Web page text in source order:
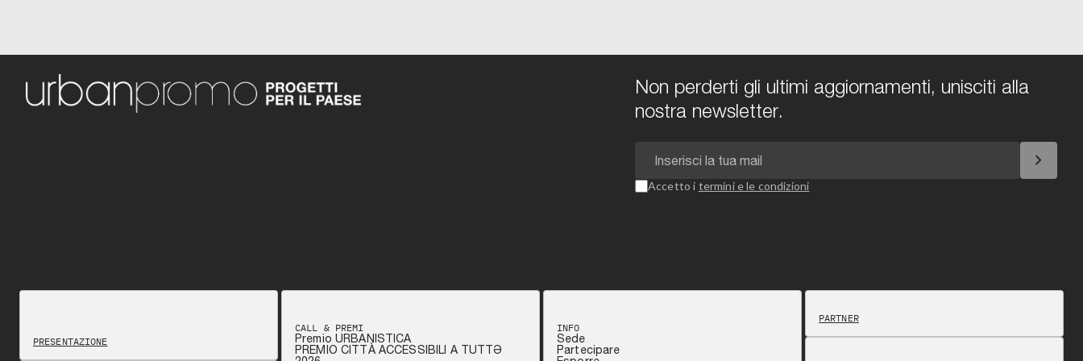
Non perderti gli ultimi aggiornamenti, unisciti alla
nostra newsletter.
chevron_right
Accetto i termini e le condizioni
PRESENTAZIONE
CALL & PREMI
Premio URBANISTICA
PREMIO CITTÀ ACCESSIBILI A TUTTƏ
INFO
Sede
Partecipare
PARTNER